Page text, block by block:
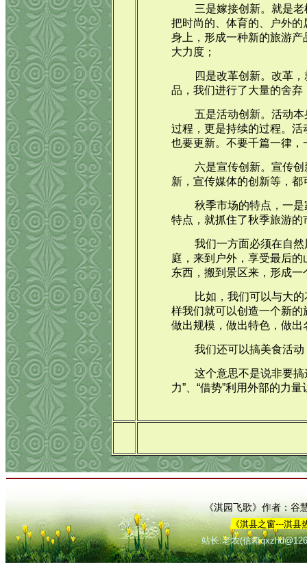
三是嫁接创新。就是
把时尚的、体育的、户外的
身上，形成一种新的旅游
大力度；
四是改革创新。改革
品，我们进行了大量的舍
五是活动创新。活动
过程，更是持续的过程。
也要更新。不要千篇一律，
六是宣传创新。宣传
新，宣传媒体的创新等，
秋季市场的特点，一
特点，就抓住了秋季旅游的
我们一方面必须在自
庭，来到户外，享受最后
东西，搬到景区来，形成一
比如，我们可以与大
样我们就可以创造一个新
做出规模，做出特色，做
我们还可以搞美食活
这个意思不是说非要
力”、“借势”利用外部的力
《淇园飞歌》作者：
《淇县之窗---淇县
站长:老农(信箱